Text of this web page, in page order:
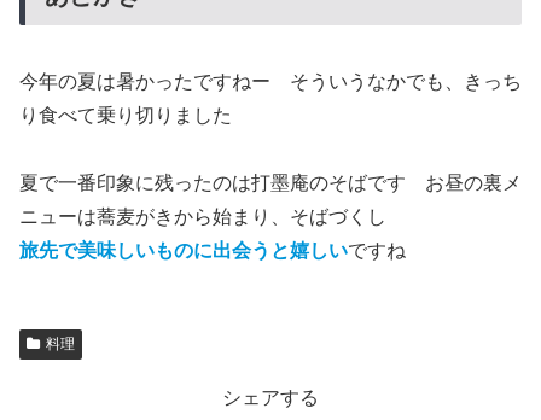
今年の夏は暑かったですねー そういうなかでも、きっち
り食べて乗り切りました
夏で一番印象に残ったのは打墨庵のそばです お昼の裏メ
ニューは蕎麦がきから始まり、そばづくし
旅先で美味しいものに出会うと嬉しいですね
料理
シェアする